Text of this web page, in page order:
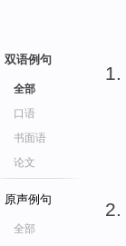
双语例句
全部
口语
书面语
论文
原声例句
全部